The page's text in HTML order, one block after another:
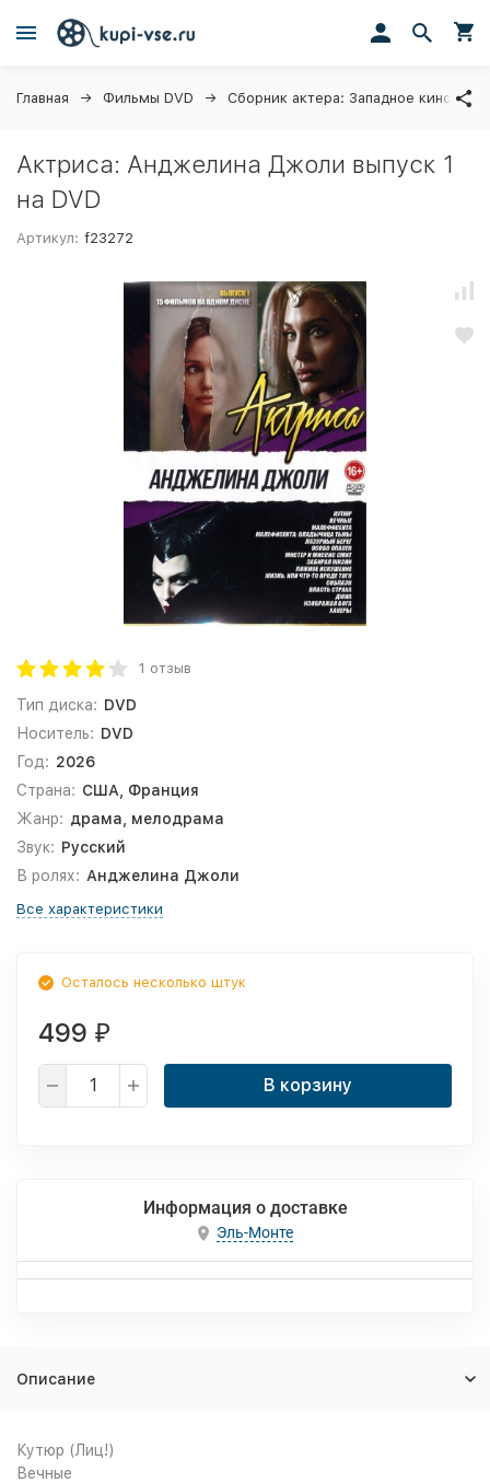
Главная Фильмы DVD Сборник актера: Западное кино
Актриса: Анджелина Джоли выпуск 1
на DVD
Артикул: f23272
1 отзыв
Тип диска: DVD
Носитель: DVD
Год: 2026
Страна: США, Франция
Жанр: драма, мелодрама
Звук: Русский
В ролях: Анджелина Джоли
Все характеристики
Осталось несколько штук
499 ₽
В корзину
Информация о доставке
Эль-Монте
Описание
Кутюр (Лиц!)
Вечные